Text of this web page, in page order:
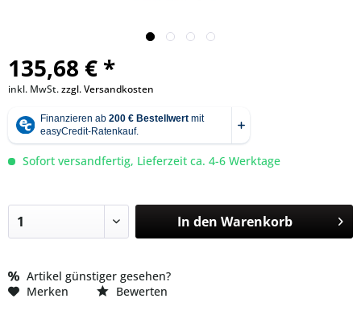
135,68 € *
inkl. MwSt.zzgl. Versandkosten
Sofort versandfertig, Lieferzeit ca. 4-6 Werktage
In den Warenkorb
Artikel günstiger gesehen?
Merken
Bewerten